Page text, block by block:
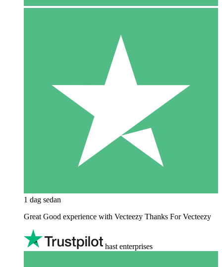
1 dag sedan
Great Good experience with Vecteezy Thanks For Vecteezy
hast enterprises